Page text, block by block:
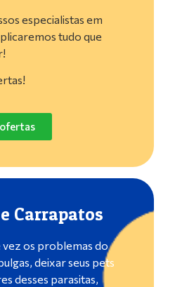
especialistas em
tudo que
Carrapatos
vez os problemas do
deixar seus pets
desses parasitas,